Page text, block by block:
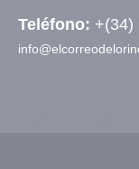
Teléfono: +(34)